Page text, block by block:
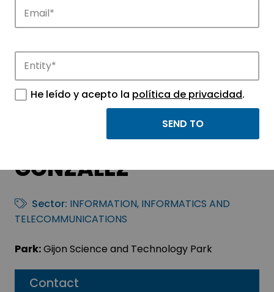
Discover the companies that drive
innovation in APTE’s parks.
Contact
LOS DE LA IA –
ROBERTO FERNÁNDEZ
GONZÁLEZ
Sector: INFORMATION, INFORMATICS AND
TELECOMMUNICATIONS
Park:Gijon Science and Technology Park
He leído y acepto la política de privacidad.